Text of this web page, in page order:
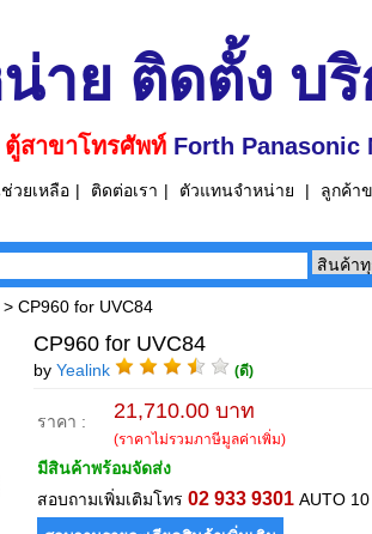
าย ติดตั้ง บ
ตู้สาขาโทรศัพท์ Forth Panasonic
วยเหลือ | ติดต่อเรา | ตัวแทนจำหน่าย |
ลูกค้า
> CP960 for UVC84
CP960 for UVC84
by Yealink (ดี)
ราคา : 21,710.00 บาท
(ราคาไม่รวมภาษีมูลค่าเพิ่ม)
มีสินค้าพร้อมจัดส่ง
สอบถามเพิ่มเติมโทร 02 933 9301 AUTO